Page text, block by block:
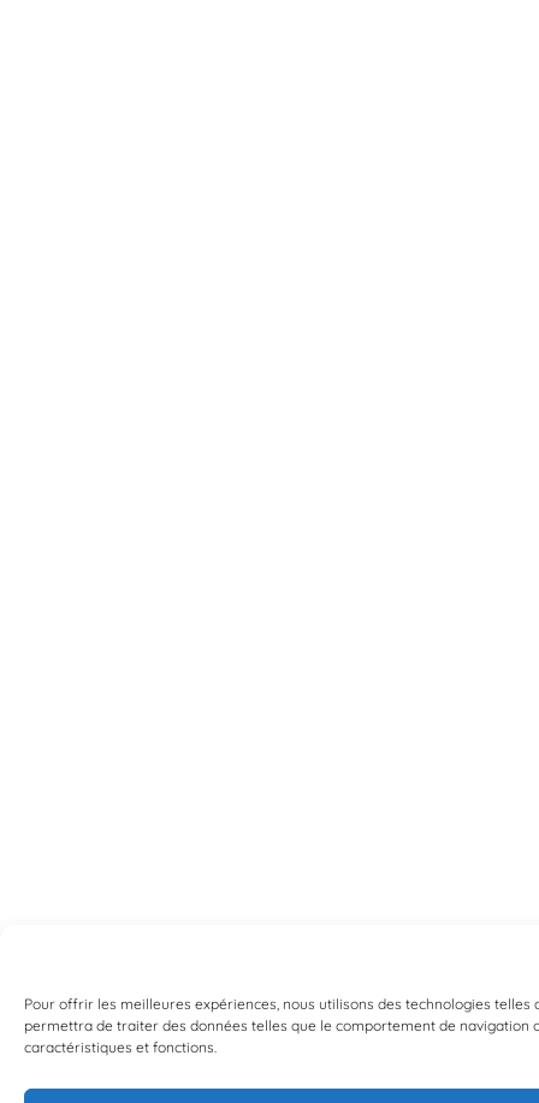
Pour offrir les meilleures expériences, nous utilisons des technologies
permettra de traiter des données telles que le comportement de
caractéristiques et fonctions.